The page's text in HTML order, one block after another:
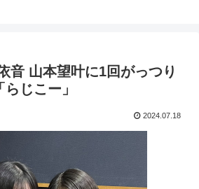
音 山本望叶に1回がっつり
じこー」
2024.07.18